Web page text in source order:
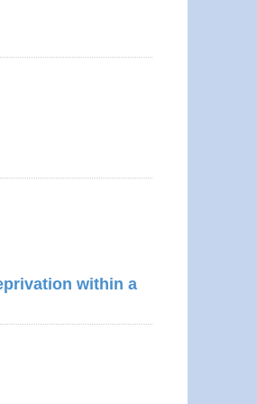
within a